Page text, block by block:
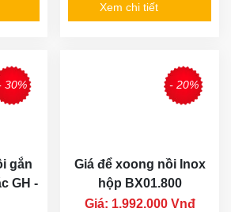
Xem chi tiết
30%
gắn
GH -
- 20%
Giá để xoong nồi Inox
hộp BX01.800
Giá: 1.992.000 Vnđ